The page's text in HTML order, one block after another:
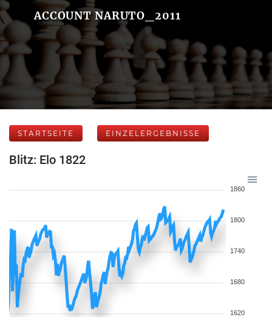
ACCOUNT NARUTO_2011
STARTSEITE EINZELERGEBNISSE
Blitz: Elo 1822
1860
1800
1740
1680
1620